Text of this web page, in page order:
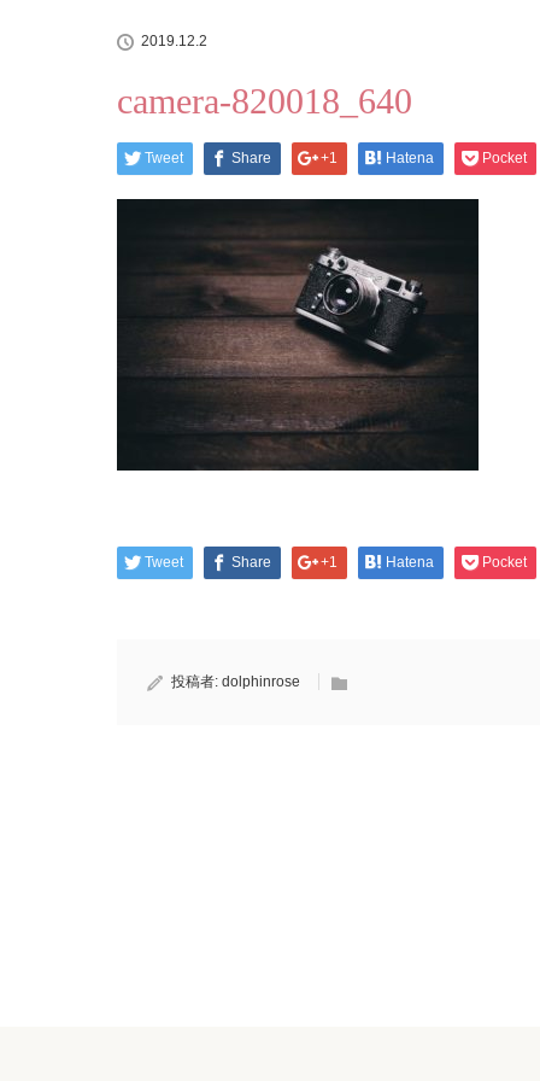
2019.12.2
camera-820018_640
Tweet Share +1 Hatena Pocket
Tweet Share +1 Hatena Pocket
投稿者: dolphinrose